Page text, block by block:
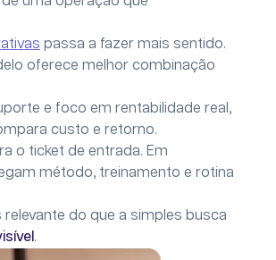
passa a fazer mais sentido.
oferece melhor combinação
e foco em rentabilidade real,
custo e retorno.
o ticket de entrada. Em
método, treinamento e rotina
relevante do que a simples busca
.